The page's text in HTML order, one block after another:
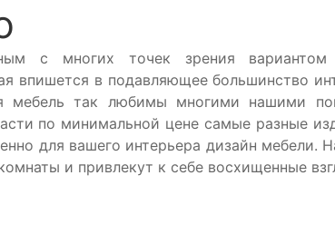
с многих точек зрения вариантом
впишется в подавляющее большинство
мебель так любимы многими нашими
по минимальной цене самые разные
для вашего интерьера дизайн мебели.
и привлекут к себе восхищенные